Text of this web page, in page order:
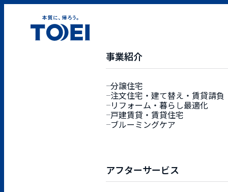
事業紹介
分譲住宅
注文住宅・建て替え・賃貸請負
リフォーム・暮らし最適化
戸建賃貸・賃貸住宅
ブルーミングケア
アフターサービス
先輩社員の声 施工